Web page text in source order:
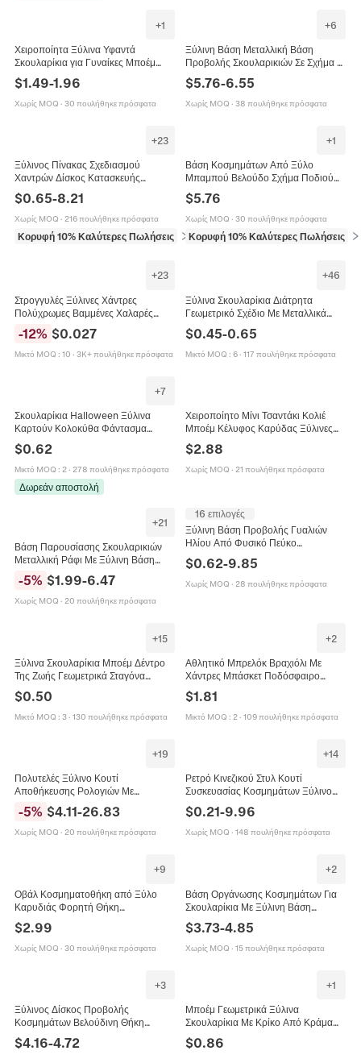
+1
Χειροποίητα Ξύλινα Υφαντά
Σκουλαρίκια για Γυναίκες Μποέμ
Καλλιτεχνικό Στυλ Κοσμήματα
Διακοπών
$1.49-1.96
Χωρίς MOQ · 30 πουλήθηκε πρόσφατα
+6
Ξύλινη Βάση Μεταλλική Βάση
Προβολής Σκουλαρικιών Σε Σχήμα Τ
Κοσμημάτων Για Σκουλαρίκια
$5.76-6.55
Χωρίς MOQ · 38 πουλήθηκε πρόσφατα
+23
Ξύλινος Πίνακας Σχεδιασμού
Χαντρών Δίσκος Κατασκευής
Κοσμημάτων Οργανωτής Βραχιολιών
Εργαλείο Μέτρησης Για Εμφάνιση
Κολιέ
$0.65-8.21
Χωρίς MOQ · 216 πουλήθηκε πρόσφατα
Κορυφή 10% Καλύτερες Πωλήσεις σε Εργαλεία DIY δημιουργίας
+1
Βάση Κοσμημάτων Από Ξύλο
Μπαμπού Βελούδο Σχήμα Ποδιού
Στήριγμα Κολιέ Ράφι Αποθήκευσης
Επιτραπέζιο Για Βραχιόλια
$5.76
Χωρίς MOQ · 30 πουλήθηκε πρόσφατα
Κορυφή 10% Καλύτερες Πωλήσεις
+23
Στρογγυλές Ξύλινες Χάντρες
Πολύχρωμες Βαμμένες Χαλαρές
DIY Βραχιόλι Κολιέ Αξεσουάρ Με
Φούντες Στυλ
-12% $0.027
Μικτό MOQ : 10 · 3K+ πουλήθηκε πρόσφατα
+46
Ξύλινα Σκουλαρίκια Διάτρητα
Γεωμετρικό Σχέδιο Με Μεταλλικά
Κοσμήματα Για Γυναίκες
$0.45-0.65
Μικτό MOQ : 6· 117 πουλήθηκε πρόσφατα
+7
Σκουλαρίκια Halloween Ξύλινα
Καρτούν Κολοκύθα Φάντασμα
Νυχτερίδα Αράχνη Μαύρη Γάτα Για
Γυναίκες Εορταστικά Κοσμήματα
Πάρτι
$0.62
Μικτό MOQ : 2· 278 πουλήθηκε πρόσφατα
Δωρεάν αποστολή
Χειροποίητο Μίνι Τσαντάκι Κολιέ
Μποέμ Κέλυφος Καρύδας Ξύλινες
Χάντρες Έθνικ Vintage Θήκη Για
Ακουστικά Κραγιόν Γυναίκες
$2.88
Χωρίς MOQ · 21 πουλήθηκε πρόσφατα
+21
Βάση Παρουσίασης Σκουλαρικιών
Μεταλλική Ράφι Με Ξύλινη Βάση
Οργανωτής Κοσμημάτων
Σκανδιναβικό Στυλ
-5% $1.99-6.47
Χωρίς MOQ · 20 πουλήθηκε πρόσφατα
16 επιλογές
Ξύλινη Βάση Προβολής Γυαλιών
Ηλίου Από Φυσικό Πεύκο
Πολυεπίπεδη Βάση Οργάνωσης
Γραφείου Αφαιρούμενη
$0.62-9.85
Χωρίς MOQ · 28 πουλήθηκε πρόσφατα
+15
Ξύλινα Σκουλαρίκια Μποέμ Δέντρο
Της Ζωής Γεωμετρικά Σταγόνα
Γυναίκες Vintage Αισθητική
$0.50
Μικτό MOQ : 3· 130 πουλήθηκε πρόσφατα
+2
Αθλητικό Μπρελόκ Βραχιόλι Με
Χάντρες Μπάσκετ Ποδόσφαιρο
Μενταγιόν Δαχτυλίδι Κλειδιών
$1.81
Μικτό MOQ : 2· 109 πουλήθηκε πρόσφατα
+19
Πολυτελές Ξύλινο Κουτί
Αποθήκευσης Ρολογιών Με
Διαφανές Παράθυρο Θήκη
Οργάνωσης Ρολογιών Για Συλλογή
-5% $4.11-26.83
Χωρίς MOQ · 20 πουλήθηκε πρόσφατα
+14
Ρετρό Κινεζικού Στυλ Κουτί
Συσκευασίας Κοσμημάτων Ξύλινο
Μπαμπού Μπροκάρ Θήκη Δώρου
Τσάντα Αποθήκευσης Για Χάντρες
Βραχιόλι
$0.21-9.96
Χωρίς MOQ · 148 πουλήθηκε πρόσφατα
+9
Οβάλ Κοσμηματοθήκη από Ξύλο
Καρυδιάς Φορητή Θήκη
Σκουλαρικιών Ρετρό Ξύλινο Κουτί
Δαχτυλιδιών Γάμου Οργανωτής για
$2.99
Χωρίς MOQ · 30 πουλήθηκε πρόσφατα
+2
Βάση Οργάνωσης Κοσμημάτων Για
Σκουλαρίκια Με Ξύλινη Βάση
Επιπέδων Για Εμφάνιση Μπουτίκ
$3.73-4.85
Χωρίς MOQ · 15 πουλήθηκε πρόσφατα
+3
Ξύλινος Δίσκος Προβολής
Κοσμημάτων Βελούδινη Θήκη
Δαχτυλιδιών Οργανωτής
Σκουλαρίκια Βιτρίνα Πάγκου
$4.16-4.72
+1
Μποέμ Γεωμετρικά Ξύλινα
Σκουλαρίκια Με Κρίκο Από Κράμα
Και Ατσάλι Με Σχέδια Vintage Έθνικ
Στυλ Για Γυναίκες
$0.86